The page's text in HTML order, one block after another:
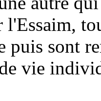
puis sont
vie